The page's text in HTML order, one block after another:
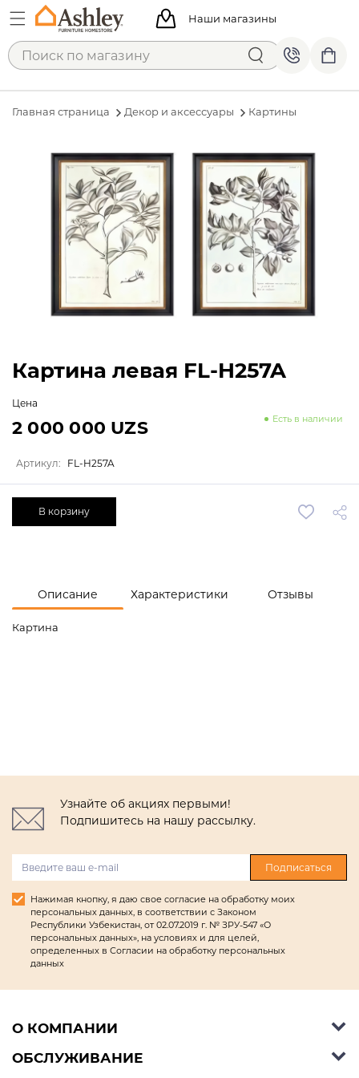
Наши магазины
Главная страница Декор и аксессуары Картины
Описание Характеристики Отзывы
Картина
Картина левая FL-H257A
Цена
Есть в наличии
2 000 000 UZS
Артикул: FL-H257A
В корзину
Узнайте об акциях первыми!
Подпишитесь на нашу рассылку.
Подписаться
Нажимая кнопку, я даю свое согласие на обработку моих
персональных данных, в соответствии с Законом
Республики Узбекистан, от 02.07.2019 г. № ЗРУ-547 «О
персональных данных», на условиях и для целей,
определенных в Согласии на обработку персональных
данных
О КОМПАНИИ
Об Ashley Furniture HomeStore
ОБСЛУЖИВАНИЕ